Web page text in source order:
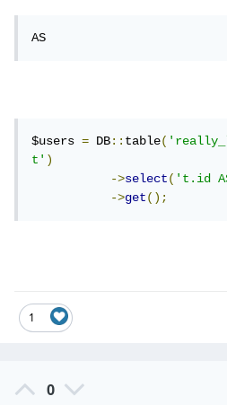
AS
$users = DB::table(
t')
->select('t.id
->get();
1
0